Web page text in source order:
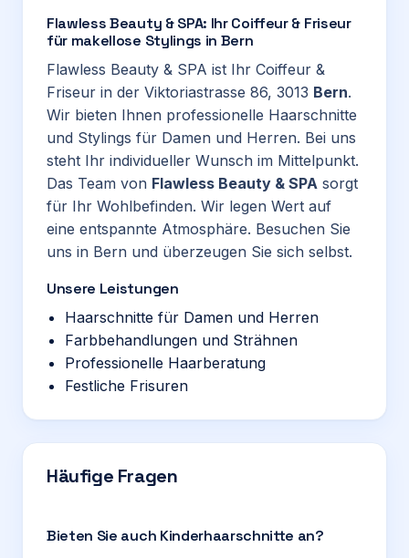
Flawless Beauty & SPA: Ihr Coiffeur & Friseur
für makellose Stylings in Bern
Flawless Beauty & SPA ist Ihr Coiffeur &
Friseur in der Viktoriastrasse 86, 3013 Bern.
Wir bieten Ihnen professionelle Haarschnitte
und Stylings für Damen und Herren. Bei uns
steht Ihr individueller Wunsch im Mittelpunkt.
Das Team von Flawless Beauty & SPA sorgt
für Ihr Wohlbefinden. Wir legen Wert auf
eine entspannte Atmosphäre. Besuchen Sie
uns in Bern und überzeugen Sie sich selbst.
Unsere Leistungen
Haarschnitte für Damen und Herren
Farbbehandlungen und Strähnen
Professionelle Haarberatung
Festliche Frisuren
Häufige Fragen
Bieten Sie auch Kinderhaarschnitte an?